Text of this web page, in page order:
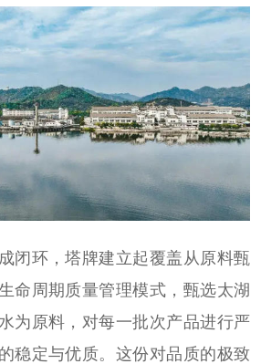
闭环，塔牌建立起覆盖从原料甄
命周期质量管理模式，甄选太湖
为原料，对每一批次产品进行严
稳定与优质。这份对品质的极致